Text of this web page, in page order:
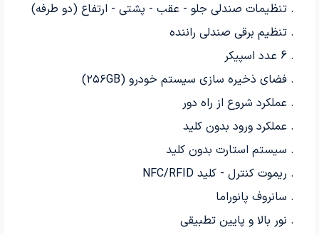
. تنظيمات صندلی جلو - عقب - پشتی - ارتفاع (دو طرفه)
. تنظیم برقی صندلی راننده
. 6 عدد اسپيكر
. فضای ذخیره سازی سیستم خودرو (٢٥٦GB)
. عملکرد شروع از راه دور
. عملکرد ورود بدون کلید
. سیستم استارت بدون کلید
. ريموت كنترل - کلید NFC/RFID
. سانروف پانوراما
. نور بالا و پايين تطبيقي